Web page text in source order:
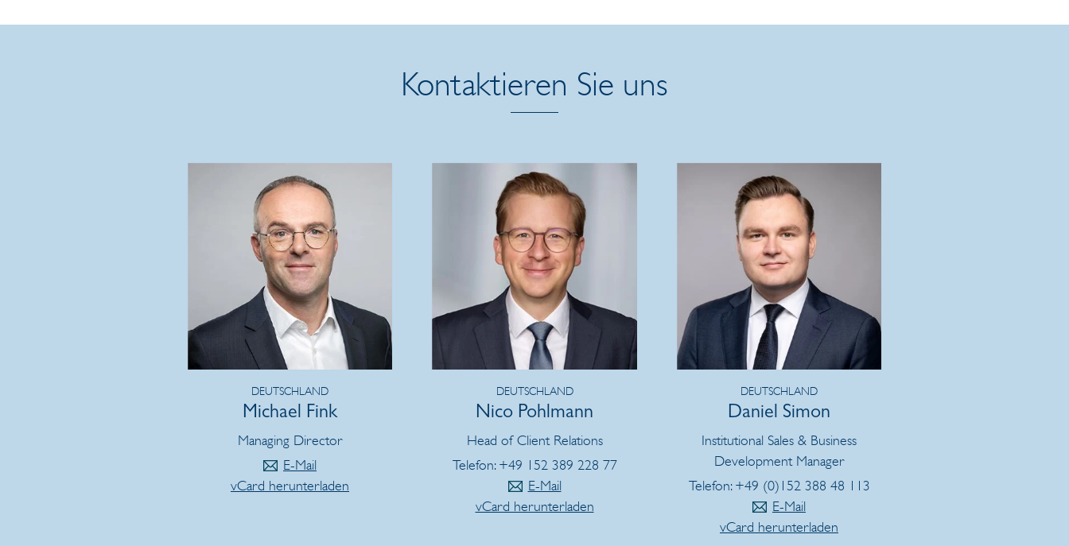
Kontaktieren Sie uns
DEUTSCHLAND
Michael Fink
Managing Director
E-Mail
vCard herunterladen
DEUTSCHLAND
Nico Pohlmann
Head of Client Relations
Telefon: +49 152 389 228 77
E-Mail
vCard herunterladen
DEUTSCHLAND
Daniel Simon
Institutional Sales & Business
Development Manager
Telefon: +49 (0)152 388 48 113
E-Mail
vCard herunterladen